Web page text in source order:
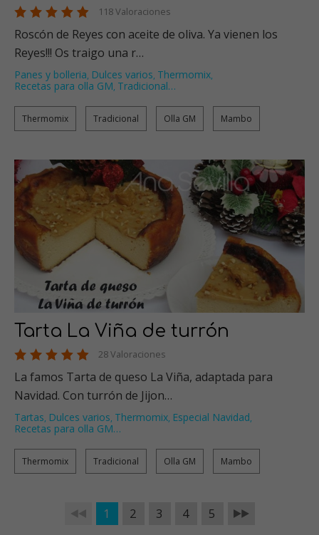
118 Valoraciones
Roscón de Reyes con aceite de oliva. Ya vienen los
Reyes!!! Os traigo una r…
Panes y bolleria, Dulces varios, Thermomix,
Recetas para olla GM, Tradicional…
Thermomix Tradicional Olla GM Mambo
Tarta La Viña de turrón
28 Valoraciones
La famos Tarta de queso La Viña, adaptada para
Navidad. Con turrón de Jijon…
Tartas, Dulces varios, Thermomix, Especial Navidad,
Recetas para olla GM…
Thermomix Tradicional Olla GM Mambo
1 2 3 4 5